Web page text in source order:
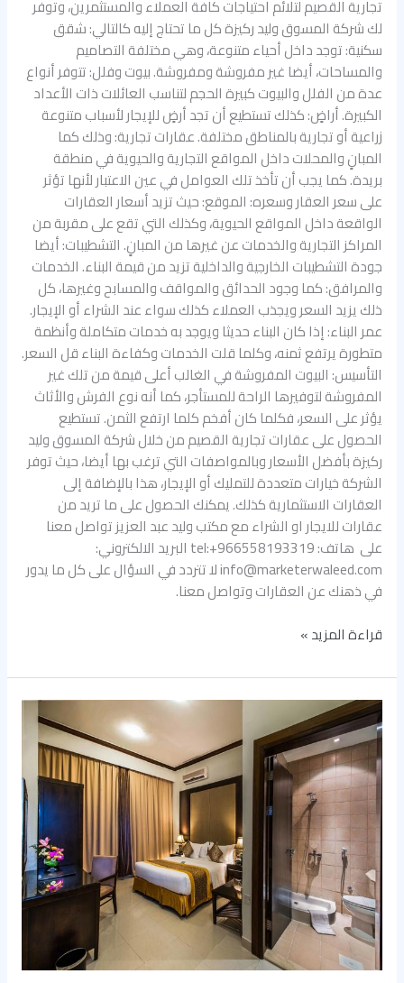
تجارية القصيم لتلائم احتياجات كافة العملاء والمستثمرين، وتوفر
لك شركة المسوق وليد ركيزة كل ما تحتاج إليه كالتالي: شقق
سكنية: توجد داخل أحياء متنوعة، وهي مختلفة التصاميم
والمساحات، أيضا غير مفروشة ومفروشة. بيوت وفلل: تتوفر أنواع
عدة من الفلل والبيوت كبيرة الحجم لتناسب العائلات ذات الأعداد
الكبيرة. أراضٍ: كذلك تستطيع أن تجد أرضٍ للإيجار لأسباب متنوعة
زراعية أو تجارية بالمناطق مختلفة. عقارات تجارية: وذلك كما
المبانٍ والمحلات داخل المواقع التجارية والحيوية في منطقة
بريدة. كما يجب أن تأخذ تلك العوامل في عين الاعتبار لأنها تؤثر
على سعر العقار وسعره: الموقع: حيث تزيد أسعار العقارات
الواقعة داخل المواقع الحيوية، وكذلك التي تقع على مقربة من
المراكز التجارية والخدمات عن غيرها من المبانٍ. التشطيبات: أيضا
جودة التشطيبات الخارجية والداخلية تزيد من قيمة البناء. الخدمات
والمرافق: كما وجود الحدائق والمواقف والمسابح وغيرها، كل
ذلك يزيد السعر ويجذب العملاء كذلك سواء عند الشراء أو الإيجار.
عمر البناء: إذا كان البناء حديثا ويوجد به خدمات متكاملة وأنظمة
متطورة يرتفع ثمنه، وكلما قلت الخدمات وكفاءة البناء قل السعر.
التأسيس: البيوت المفروشة في الغالب أعلى قيمة من تلك غير
المفروشة لتوفيرها الراحة للمستأجر، كما أنه نوع الفرش والأثاث
يؤثر على السعر، فكلما كان أفخم كلما ارتفع الثمن. تستطيع
الحصول على عقارات تجارية القصيم من خلال شركة المسوق وليد
ركيزة بأفضل الأسعار وبالمواصفات التي ترغب بها أيضا، حيث توفر
الشركة خيارات متعددة للتمليك أو الإيجار، هذا بالإضافة إلى
العقارات الاستثمارية كذلك. يمكنك الحصول على ما تريد من
عقارات للايجار او الشراء مع مكتب وليد عبد العزيز تواصل معنا
على هاتف: tel:+966558193319 البريد الالكتروني:
info@marketerwaleed.com لا تتردد في السؤال على كل ما يدور
في ذهنك عن العقارات وتواصل معنا.
قراءة المزيد »
اغتنم
فرصة
شراء
شقق
تمليك
بريدة
بأسعار
مغرية!!